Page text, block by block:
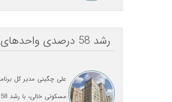
رشد 58 درصدی واحدهای خالی از سکنه در 5 سال اخیر